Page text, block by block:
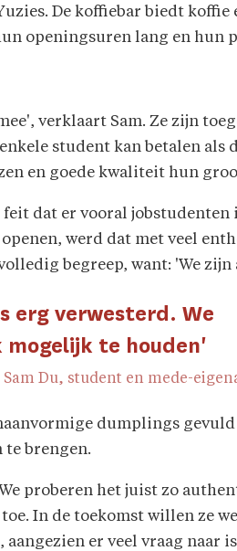
De koffiebar biedt
openingsuren lang en hun
verklaart Sam. Ze zijn
student kan betalen
en goede kwaliteit hun
dat er vooral jobstudenten
werd dat met veel
begreep, want: 'We
erg verwesterd. We
te houden'
Sam Du, student en mede-
dumplings
te brengen.
proberen het juist zo
In de toekomst willen ze
er veel vraag naar